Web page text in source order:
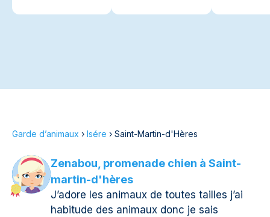
Garde d’animaux › Isére › Saint-Martin-d'Hères
Zenabou, promenade chien à Saint-
martin-d'hères
J’adore les animaux de toutes tailles j’ai
habitude des animaux donc je sais